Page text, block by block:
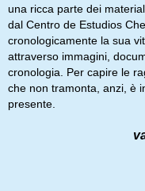
una ricca parte dei
dal Centro de Estudios
cronologicamente la sua
attraverso immagini,
cronologia. Per capire le
che non tramonta, anzi, è
presente.